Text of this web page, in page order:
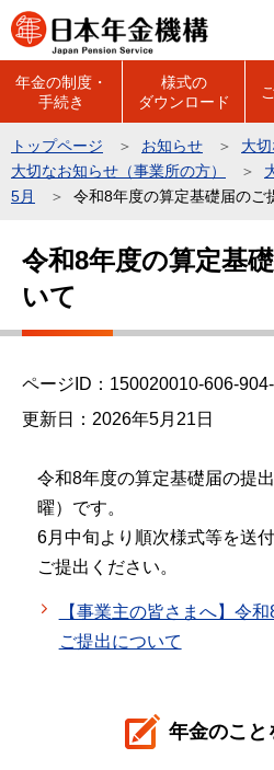
こ
の
先
年金の制度・
手続き
様式の
ダウンロード
トップページ お知らせ
大
大切なお知らせ（事業所の方）
5月
令和8年度の算定基礎届のご
令和8年度の算定基
いて
ページID：150020010-606-
更新日：2026年5月21日
令和8年度の算定基礎届の提
曜）です。
6月中旬より順次様式等を送
ご提出ください。
【事業主の皆さまへ】令
ご提出について
年金のこと